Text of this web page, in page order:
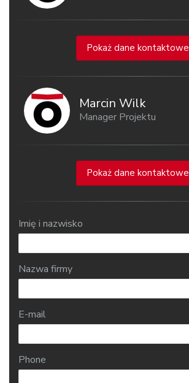
Pokaż dane kontaktowe
Marcin Wilk
Manager Projektu
Pokaż dane kontaktowe
Imię i nazwisko
Nazwa firmy
E-mail
Phone